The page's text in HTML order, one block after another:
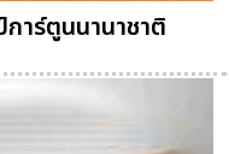
าร์ตูนนานาชาติ